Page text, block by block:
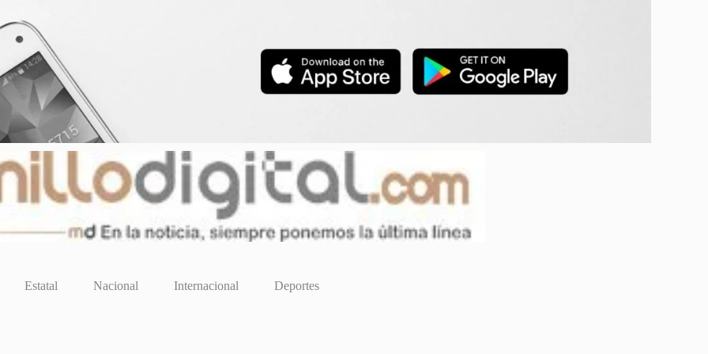
Estatal Nacional Internacional Deportes